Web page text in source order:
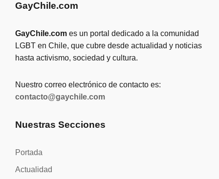
GayChile.com
GayChile.com es un portal dedicado a la comunidad
LGBT en Chile, que cubre desde actualidad y noticias
hasta activismo, sociedad y cultura.
Nuestro correo electrónico de contacto es:
contacto@gaychile.com
Nuestras Secciones
Portada
Actualidad